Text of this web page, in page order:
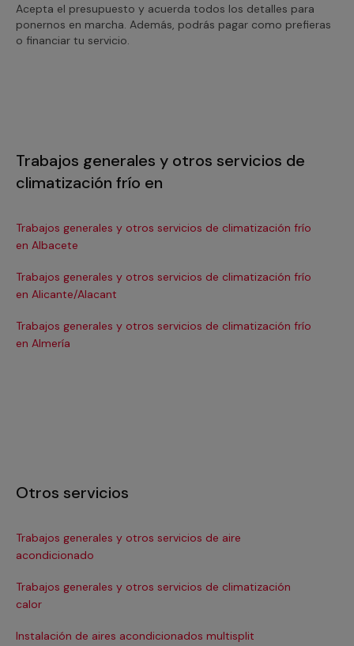
Acepta el presupuesto y acuerda todos los detalles para
ponernos en marcha. Además, podrás pagar como prefieras
o financiar tu servicio.
Trabajos generales y otros servicios de
climatización frío en
Trabajos generales y otros servicios de climatización frío
en Albacete
Trabajos generales y otros servicios de climatización frío
en Alicante/Alacant
Trabajos generales y otros servicios de climatización frío
en Almería
Otros servicios
Trabajos generales y otros servicios de aire
acondicionado
Trabajos generales y otros servicios de climatización
calor
Instalación de aires acondicionados multisplit